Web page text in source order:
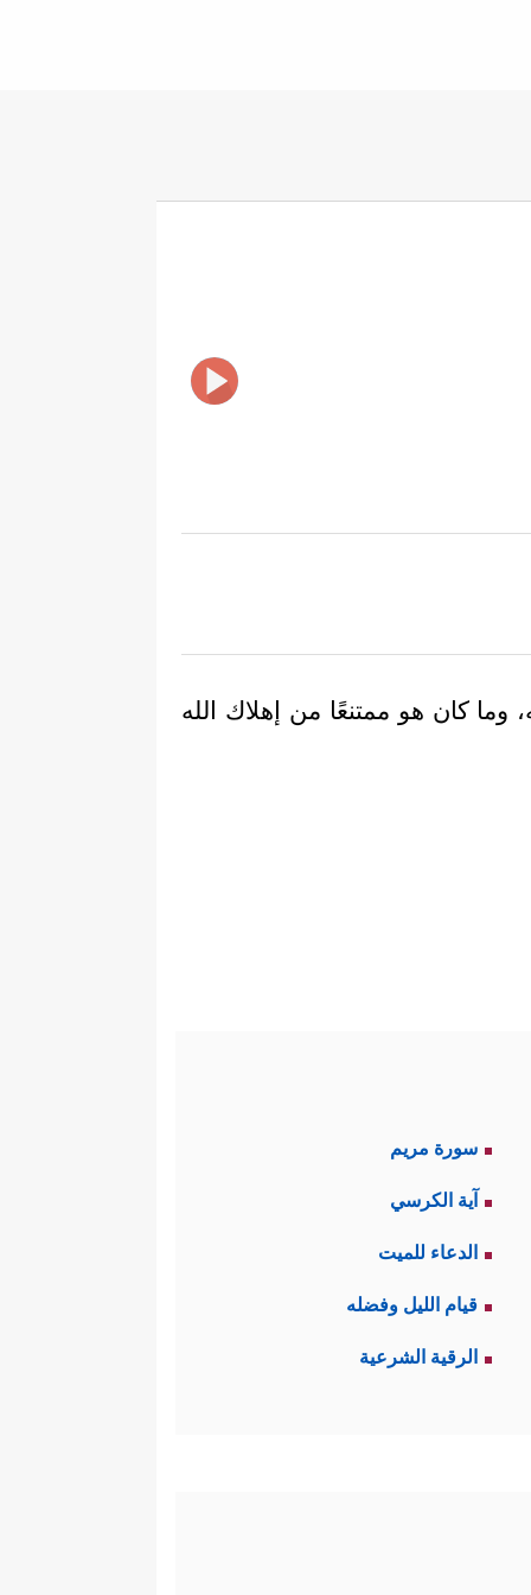
كان هو ممتنعًا من إهلاك الله
سورة مريم
آية الكرسي
الدعاء للميت
قيام الليل وفضله
الرقية الشرعية